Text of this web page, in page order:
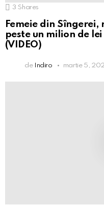
3 Shares
Femeie din
peste un milion de
(VIDEO)
de Indiro martie 5,